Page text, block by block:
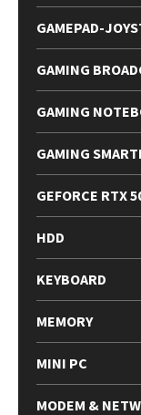
GAMEPAD-
GAMING
GAMING
GAMING
GEFORCE RTX
HDD
KEYBOARD
MEMORY
MINI PC
MODEM &